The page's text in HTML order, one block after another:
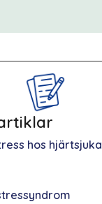
hos hjärtsjuka